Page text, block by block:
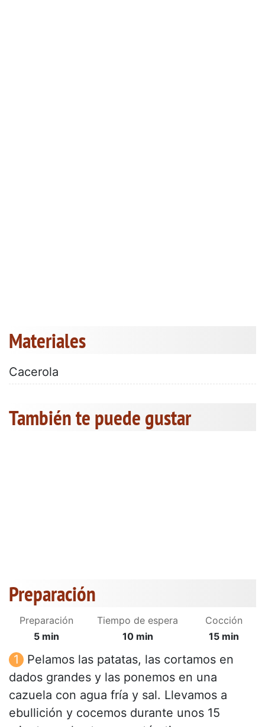
Materiales
Cacerola
También te puede gustar
Preparación
Preparación
5 min
Tiempo de espera
10 min
Cocción
15 min
Pelamos las patatas, las cortamos en
dados grandes y las ponemos en una
cazuela con agua fría y sal. Llevamos a
ebullición y cocemos durante unos 15